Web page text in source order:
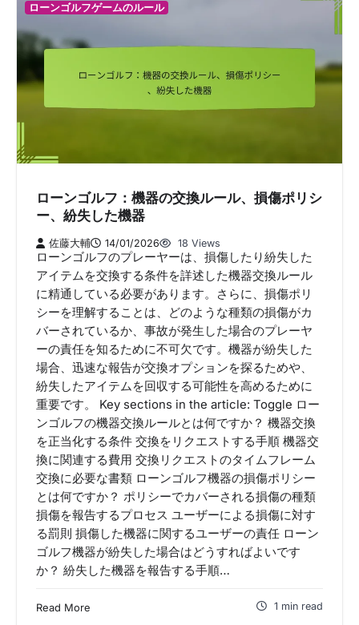
ローンゴルフゲームのルール
ローンゴルフ：機器の交換ルール、損傷ポリシ
ー、紛失した機器
佐藤大輔 14/01/2026 18 Views
ローンゴルフのプレーヤーは、損傷したり紛失した
アイテムを交換する条件を詳述した機器交換ルール
に精通している必要があります。さらに、損傷ポリ
シーを理解することは、どのような種類の損傷がカ
バーされているか、事故が発生した場合のプレーヤ
ーの責任を知るために不可欠です。機器が紛失した
場合、迅速な報告が交換オプションを探るためや、
紛失したアイテムを回収する可能性を高めるために
重要です。 Key sections in the article: Toggle ロー
ンゴルフの機器交換ルールとは何ですか？ 機器交換
を正当化する条件 交換をリクエストする手順 機器交
換に関連する費用 交換リクエストのタイムフレーム
交換に必要な書類 ローンゴルフ機器の損傷ポリシー
とは何ですか？ ポリシーでカバーされる損傷の種類
損傷を報告するプロセス ユーザーによる損傷に対す
る罰則 損傷した機器に関するユーザーの責任 ローン
ゴルフ機器が紛失した場合はどうすればよいです
か？ 紛失した機器を報告する手順…
Read More 1 min read